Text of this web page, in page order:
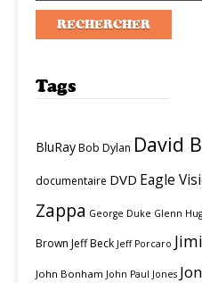
Tags
BluRayBob Dylan David
documentaire DVD Eagle
Zappa George Duke Glenn
Brown Jeff Beck Jeff Porcaro
John Bonham John Paul Jones